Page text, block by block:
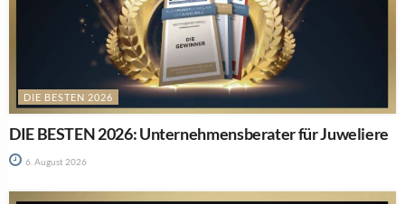
DIE BESTEN 2026
DIE BESTEN 2026: Unternehmensberater für Juweliere
6. August 2026